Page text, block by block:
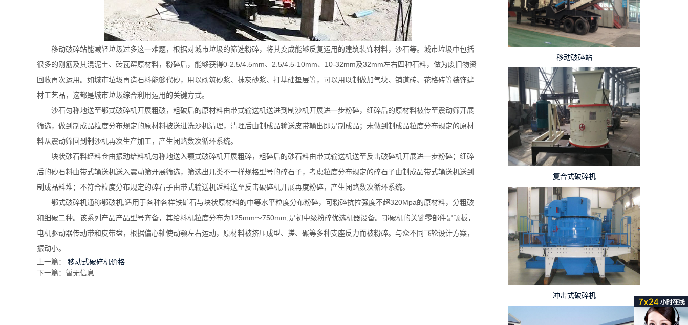
移动破碎站能减轻垃圾过多这一难题，根据对城市垃圾的筛选粉碎，将其变成能够反复运用的建筑装饰材料，沙石等。城市垃圾中包括
很多的刚筋及其混泥土、砖瓦窑原材料，粉碎后，能够获得0-2.5/4.5mm、2.5/4.5-10mm、10-32mm及32mm左右四种石料，做为废旧物资
回收再次运用。如城市垃圾再造石料能够代砂，用以砌筑砂浆、抹灰砂浆、打基础垫层等，可以用以制做加气块、铺道砖、花格砖等装饰建
材工艺品，这都是城市垃圾综合利用运用的关键方式。
沙石匀称地送至鄂式破碎机开展粗破，粗破后的原材料由带式输送机送进到制沙机开展进一步粉碎，细碎后的原材料被传至震动筛开展
筛选，做到制成品粒度分布规定的原材料被送进洗沙机清理，清理后由制成品输送皮带輸出即是制成品；未做到制成品粒度分布规定的原材
料从震动筛回到制沙机再次生产加工，产生闭路数次循环系统。
块状砂石料经料仓由振动给料机匀称地送入颚式破碎机开展粗碎，粗碎后的砂石料由带式输送机送至反击破碎机开展进一步粉碎；细碎
后的砂石料由带式输送机送入震动筛开展筛选，筛选出几类不一样规格型号的碎石子，考虑粒度分布规定的碎石子由制成品带式输送机送到
制成品料堆；不符合粒度分布规定的碎石子由带式输送机返料送至反击破碎机开展再度粉碎，产生闭路数次循环系统。
鄂式破碎机通称鄂破机,适用于各种各样铁矿石与块状原材料的中等水平粒度分布粉碎，可粉碎抗拉强度不超320Mpa的原材料，分粗破
和细破二种。该系列产品产品型号齐备，其给料机粒度分布为125mm～750mm,是初中级粉碎优选机器设备。鄂破机的关键零部件是颚板，
电机驱动器传动带和皮带盘，根据偏心轴使动颚左右运动，原材料被挤压成型、搓、碾等多种支座反力而被粉碎。与众不同飞轮设计方案，
振动小。
上一篇： 移动式破碎机价格
下一篇：暂无信息
移动破碎站
复合式破碎机
冲击式破碎机